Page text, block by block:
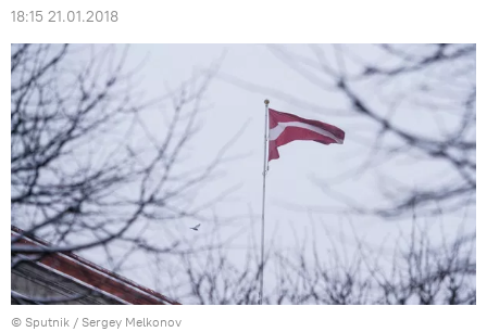
18:15 21.01.2018
© Sputnik / Sergey Melkonov